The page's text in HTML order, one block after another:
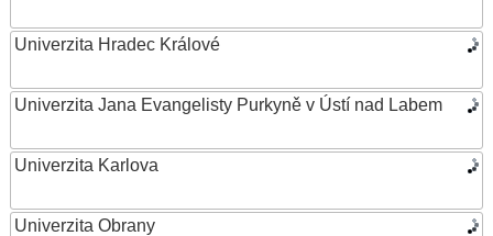
Univerzita Hradec Králové
Univerzita Jana Evangelisty Purkyně v Ústí nad Labem
Univerzita Karlova
Univerzita Obrany